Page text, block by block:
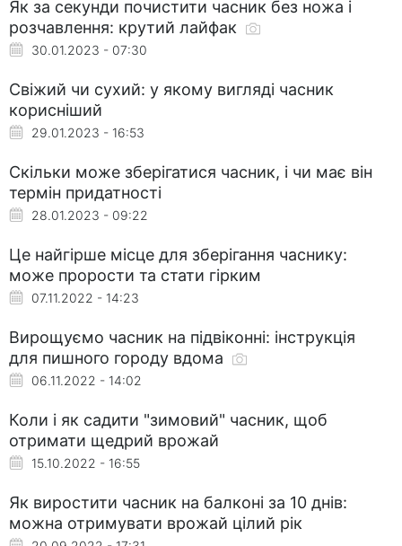
Як за секунди почистити часник без ножа і
розчавлення: крутий лайфак
30.01.2023 - 07:30
Свіжий чи сухий: у якому вигляді часник
корисніший
29.01.2023 - 16:53
Скільки може зберігатися часник, і чи має він
термін придатності
28.01.2023 - 09:22
Це найгірше місце для зберігання часнику:
може прорости та стати гірким
07.11.2022 - 14:23
Вирощуємо часник на підвіконні: інструкція
для пишного городу вдома
06.11.2022 - 14:02
Коли і як садити "зимовий" часник, щоб
отримати щедрий врожай
15.10.2022 - 16:55
Як виростити часник на балконі за 10 днів:
можна отримувати врожай цілий рік